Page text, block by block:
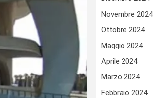
Novembre 2024
Ottobre 2024
Maggio 2024
Aprile 2024
Marzo 2024
Febbraio 2024